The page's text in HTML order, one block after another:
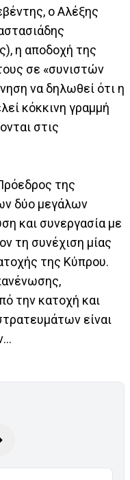
ο Αλέξης
η αποδοχή της
σε «συνιστών
να δηλωθεί ότι η
κόκκινη γραμμή
στις
της
δύο μεγάλων
και συνεργασία με
τη συνέχιση μίας
της Κύπρου.
την κατοχή και
είναι